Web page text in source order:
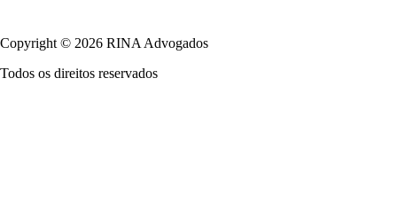
Copyright © 2026 RINA Advogados
Todos os direitos reservados